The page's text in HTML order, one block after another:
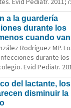
a la guardería
durante los
cuando
Rodríguez MP.
durante
Evid Pediatr.
del lactante, los
disminuir la